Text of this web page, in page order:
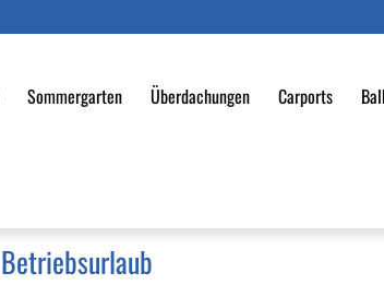
Sommergarten Überdachungen Carports
Betriebsurlaub